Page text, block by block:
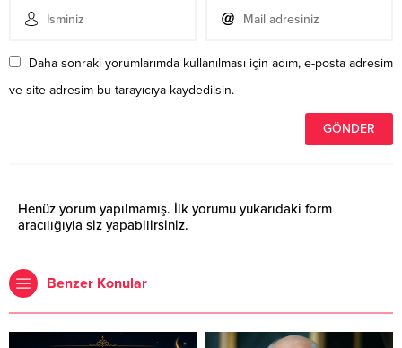
Daha sonraki yorumlarımda kullanılması için adım, e-posta adresim
ve site adresim bu tarayıcıya kaydedilsin.
Henüz yorum yapılmamış. İlk yorumu yukarıdaki form
aracılığıyla siz yapabilirsiniz.
Benzer Konular